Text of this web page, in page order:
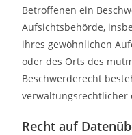
Betroffenen ein
Aufsichtsbehörde,
ihres gewöhnlichen
oder des Orts des
Beschwerderecht
verwaltungsrechtlicher
Recht auf